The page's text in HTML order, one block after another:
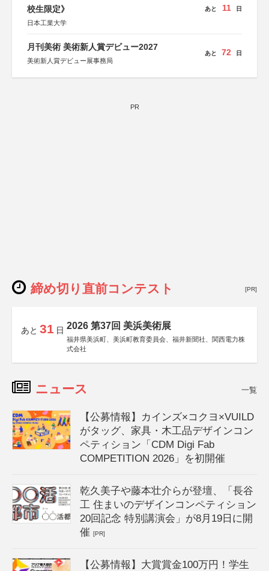
校生限定》
日本工業大学
あと 11 日
月刊美術 美術新人賞デビュー2027
美術新人賞デビュー展事務局
あと 72 日
PR
締め切り直前コンテスト [PR]
あと 31 日 2026 第37回 美浜美術展
福井県美浜町、美浜町教育委員会、福井新聞社、関西電力株
式会社
ニュース 一覧
【公募情報】カインズ×コクヨ×VUILD
がタッグ、家具・木工品デザインコン
ペティション「CDM Digi Fab
COMPETITION 2026」を初開催
乾久美子や藤本壮介らが登壇、「長谷
工 住まいのデザインコンペティション
20回記念 特別講演会」が8月19日に開
催[PR]
【公募情報】大賞賞金100万円！学生